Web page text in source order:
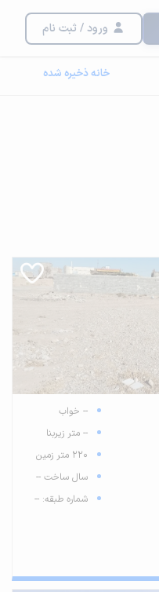
ورود / ثبت نام
خانه ذخیره شده
-- خواب
-- متر زیربنا
220 متر زمین
سال ساخت --
شماره طبقه: --